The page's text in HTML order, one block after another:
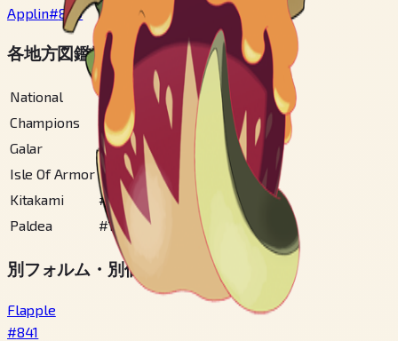
Applin#840
各地方図鑑番号
National # 841
Champions
# 841
Galar
#206
Isle Of Armor #
Kitakami
#34
Paldea
#109
別フォルム・別個体
Flapple
#841